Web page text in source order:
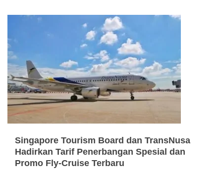
Singapore Tourism Board dan TransNusa
Hadirkan Tarif Penerbangan Spesial dan
Promo Fly-Cruise Terbaru